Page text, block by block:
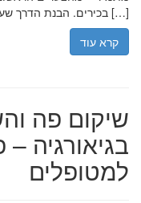
בכירים. הבנת הדרך שעבר חמדאן ג'לולי מספקת […]
קרא עוד
שיקום פה
בגיאורגיה
למטופלים